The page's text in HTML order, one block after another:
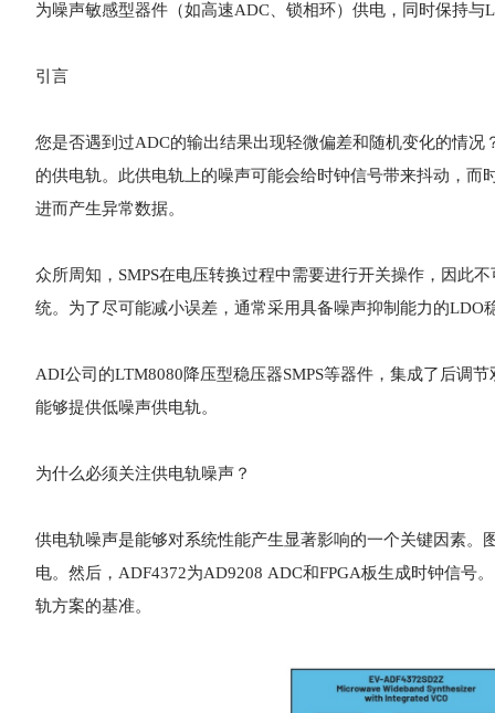
为噪声敏感型器件（如高速ADC、锁相环）供电，同时保持与
引言
您是否遇到过ADC的输出结果出现轻微偏差和随机变化的情
的供电轨。此供电轨上的噪声可能会给时钟信号带来抖动，
进而产生异常数据。
众所周知，SMPS在电压转换过程中需要进行开关操作，因此
统。为了尽可能减小误差，通常采用具备噪声抑制能力的LDO
ADI公司的LTM8080降压型稳压器SMPS等器件，集成了后调
能够提供低噪声供电轨。
为什么必须关注供电轨噪声？
供电轨噪声是能够对系统性能产生显著影响的一个关键因素。
电。然后，ADF4372为AD9208 ADC和FPGA板生成时钟信号
轨方案的基准。